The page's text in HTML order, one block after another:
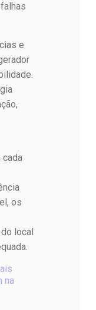
e
cada
os
local
na